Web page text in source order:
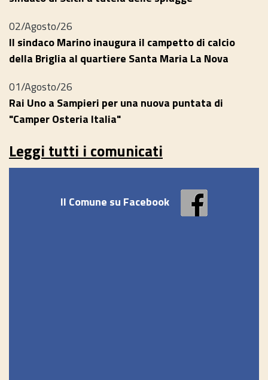
02/Agosto/26
Il sindaco Marino inaugura il campetto di calcio
della Briglia al quartiere Santa Maria La Nova
01/Agosto/26
Rai Uno a Sampieri per una nuova puntata di
"Camper Osteria Italia"
Leggi tutti i comunicati
Il Comune su Facebook